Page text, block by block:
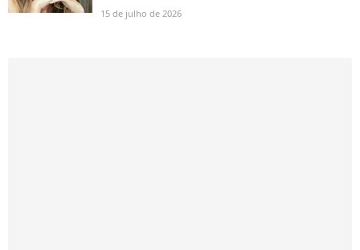
15 de julho de 2026